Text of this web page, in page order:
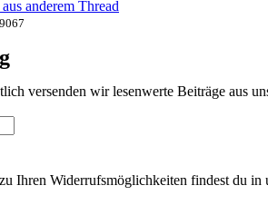
anderem Thread
versenden wir lesenwerte Beiträge aus
Ihren Widerrufsmöglichkeiten findest du in